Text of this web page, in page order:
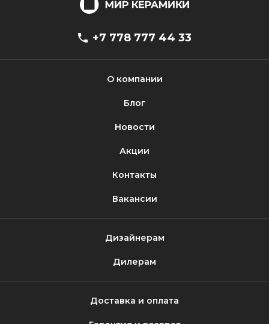
+7 778 777 44 33
О компании
Блог
Новости
Акции
Контакты
Вакансии
Дизайнерам
Дилерам
Доставка и оплата